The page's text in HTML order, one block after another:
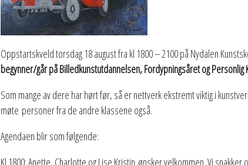
Oppstartskveld torsdag 18 august fra kl 1800 – 2100 på Nydalen
begynner/går på Billedkunstutdannelsen, Fordypningsåret og Personlig
Som mange av dere har hørt før, så er nettverk ekstremt viktig i
møte personer fra de andre klassene også.
Agendaen blir som følgende:
Kl 1800: Anette, Charlotte og Lise Kristin ønsker velkommen. Vi